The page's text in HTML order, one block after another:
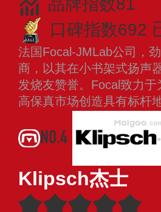
品牌指数81
口碑指数692
法国Focal-JMLab公司，
商，以其在小书架式扬声
发烧友赞誉。Focal致力
高保真市场创造具有标杆
NO.4
Klipsch杰士